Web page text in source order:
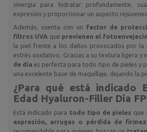
sinergia para hidratar profundamente,
expresión y proporcionar un aspecto
Además, cuenta con un factor de
filtros UVA que previenen el
la piel frente a los daños provocados por la
estrés oxidativo. Gracias a su textura ligera y
de día es perfecta para todo tipo de pieles y
una excelente base de maquillaje, dejando la
¿Para qué está indicado
Edad Hyaluron-Filler Día
Está indicado para todo tipo de pieles que
expresión, arrugas o pérdida de